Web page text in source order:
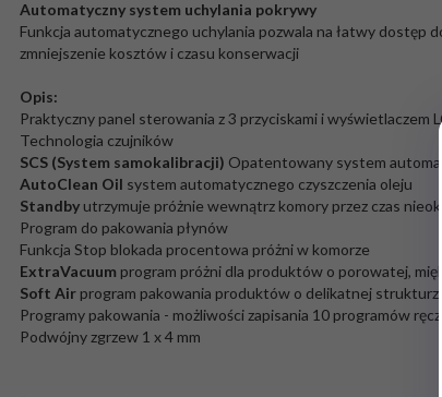
Automatyczny system uchylania pokrywy
Funkcja automatycznego uchylania pozwala na łatwy dostęp
zmniejszenie kosztów i czasu konserwacji
Opis:
Praktyczny panel sterowania z 3 przyciskami i wyświetlaczem
Technologia czujników
SCS (System samokalibracji) Opatentowany system
AutoClean Oil system automatycznego czyszczenia oleju
Standby utrzymuje próżnie wewnątrz komory przez czas
Program do pakowania płynów
Funkcja Stop blokada procentowa próżni w komorze
ExtraVacuum program próżni dla produktów o porowatej,
Soft Air program pakowania produktów o delikatnej strukturze
Programy pakowania - możliwości zapisania 10 programów
Podwójny zgrzew 1 x 4 mm